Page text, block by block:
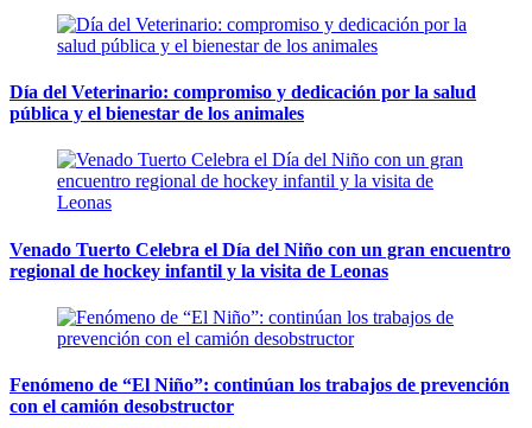
Día del Veterinario: compromiso y dedicación por la salud
pública y el bienestar de los animales
Venado Tuerto Celebra el Día del Niño con un gran encuentro
regional de hockey infantil y la visita de Leonas
Fenómeno de “El Niño”: continúan los trabajos de prevención
con el camión desobstructor